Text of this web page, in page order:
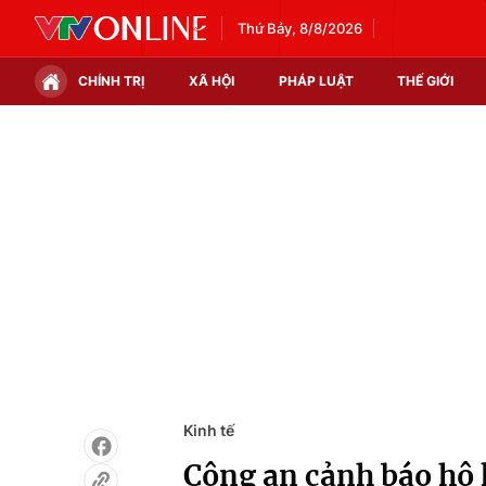
Thứ Bảy, 8/8/2026
CHÍNH TRỊ XÃ HỘI PHÁP LUẬT THẾ GIỚI
Kinh tế
Công an cảnh báo